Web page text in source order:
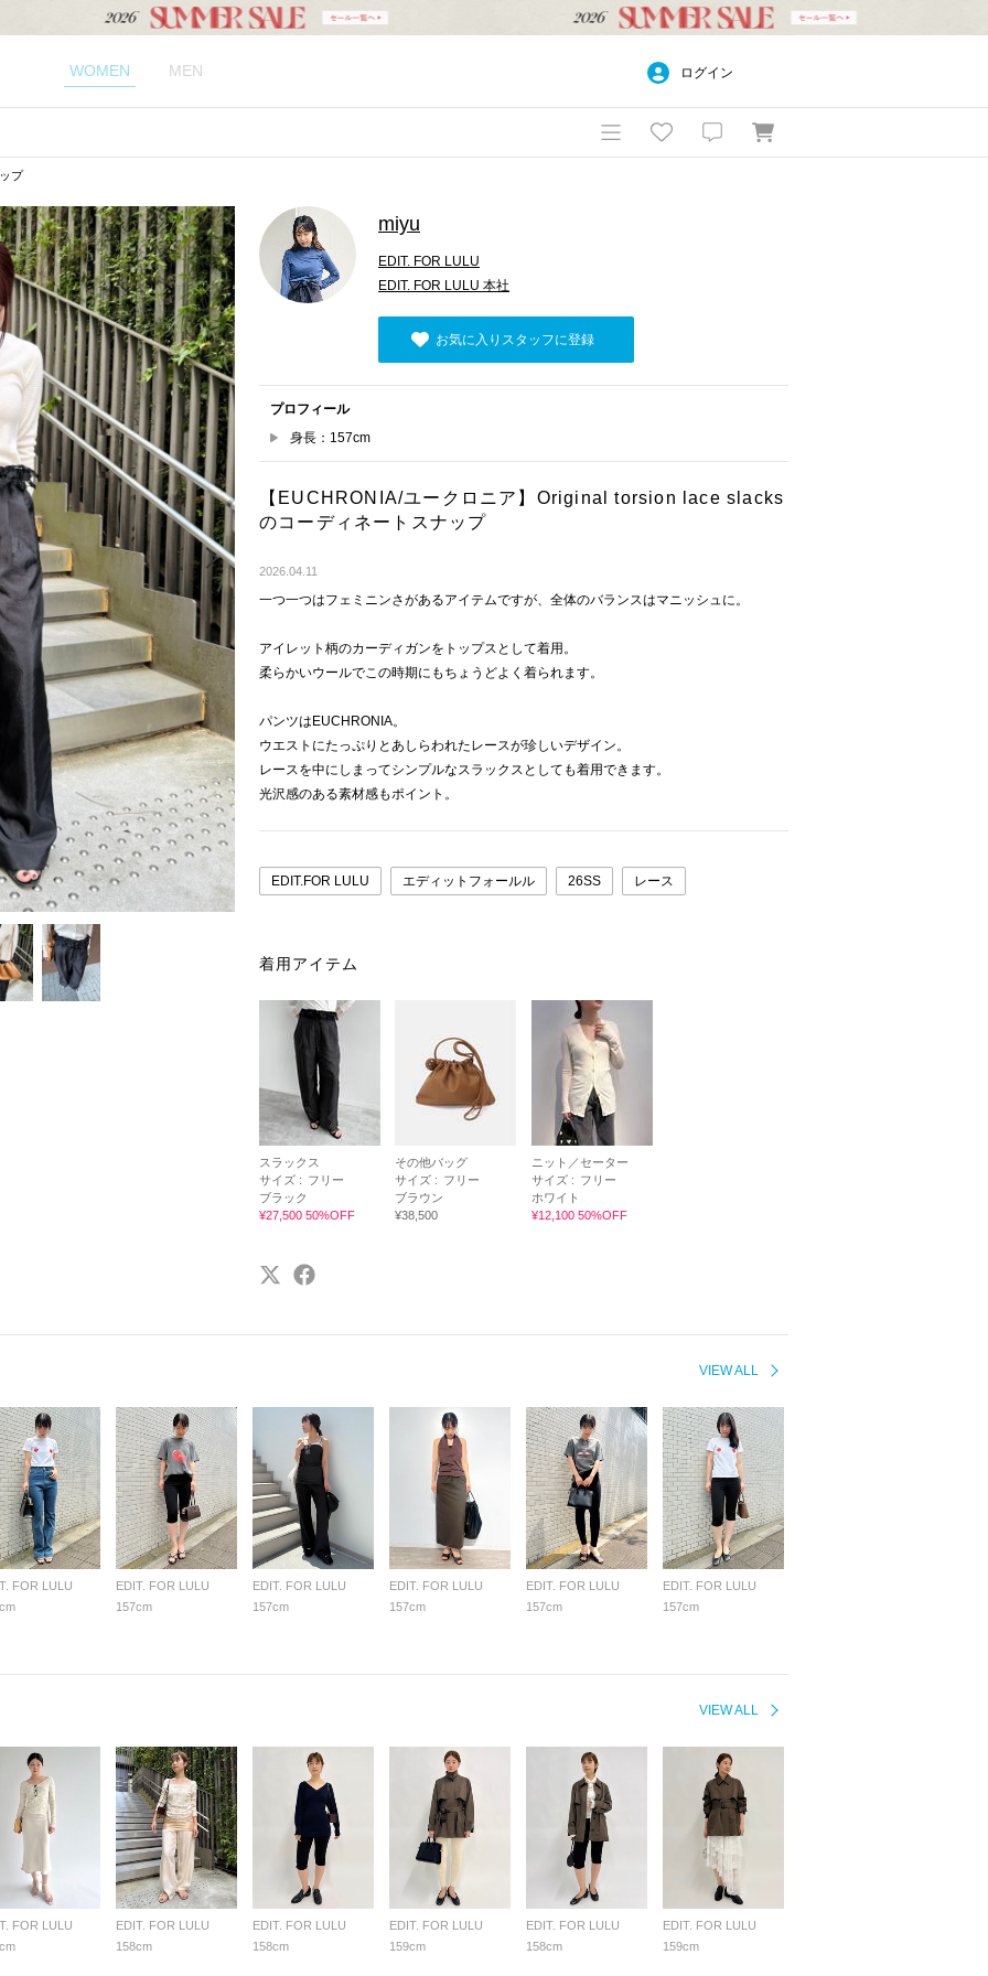
WOMEN MEN ログイン
プ
miyu
EDIT. FOR LULU
EDIT. FOR LULU 本社
お気に入りスタッフに登録
プロフィール
身長：157cm
【EUCHRONIA/ユークロニア】Original torsion lace slacks
のコーディネートスナップ
2026.04.11
一つ一つはフェミニンさがあるアイテムですが、全体のバランスはマニッシュに。
アイレット柄のカーディガンをトップスとして着用。
柔らかいウールでこの時期にもちょうどよく着られます。
パンツはEUCHRONIA。
ウエストにたっぷりとあしらわれたレースが珍しいデザイン。
レースを中にしまってシンプルなスラックスとしても着用できます。
光沢感のある素材感もポイント。
EDIT.FOR LULU エディットフォールル 26SS レース
着用アイテム
スラックス
サイズ : フリー
ブラック
¥27,500 50%OFF
その他バッグ
サイズ : フリー
ブラウン
¥38,500
ニット／セーター
サイズ : フリー
ホワイト
¥12,100 50%OFF
VIEW ALL
FOR LULU
EDIT. FOR LULU
157cm
EDIT. FOR LULU
157cm
EDIT. FOR LULU
157cm
EDIT. FOR LULU
157cm
EDIT. FOR LULU
157cm
VIEW ALL
FOR LULU
EDIT. FOR LULU
158cm
EDIT. FOR LULU
158cm
EDIT. FOR LULU
159cm
EDIT. FOR LULU
158cm
EDIT. FOR LULU
159cm